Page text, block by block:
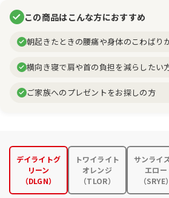
この商品はこんな方におすすめ
朝起きたときの腰痛や身体のこわばり
横向き寝で肩や首の負担を減らしたい
ご家族へのプレゼントをお探しの方
デイライトグ
リーン
（DLGN）
トワイライト
オレンジ
（TLOR）
サンライ
エロー
（SRYE）